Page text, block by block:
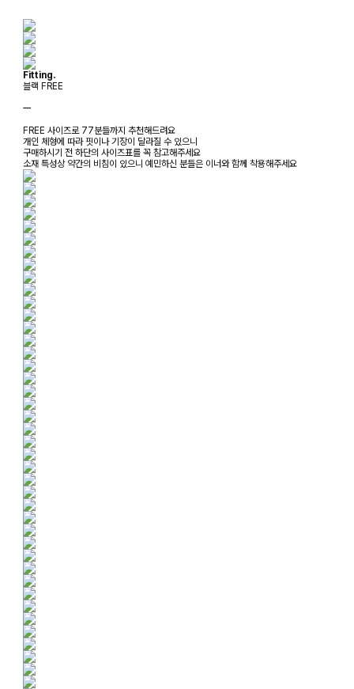
Fitting.
블랙 FREE
ㅡ
FREE 사이즈로 77분들까지 추천해드려요
개인 체형에 따라 핏이나 기장이 달라질 수 있으니
구매하시기 전 하단의 사이즈표를 꼭 참고해주세요
소재 특성상 약간의 비침이 있으니 예민하신 분들은 이너와 함께 착용해주세요